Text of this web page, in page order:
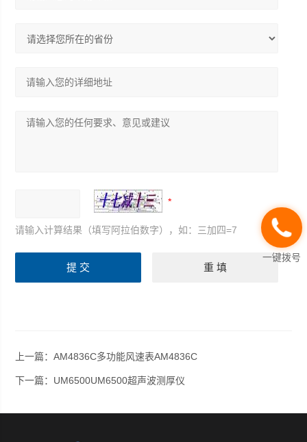
请输入计算结果（填写阿拉伯数字），如：三加四=7
上一篇：AM4836C多功能风速表AM4836C
下一篇： UM6500UM6500超声波测厚仪
一键拨号